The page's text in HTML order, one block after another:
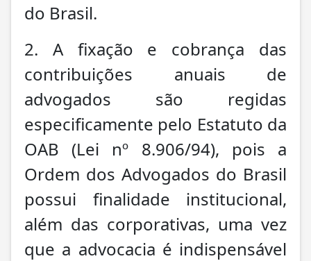
do Brasil.
2. A fixação e cobrança das
contribuições anuais de
advogados são regidas
especificamente pelo Estatuto da
OAB (Lei nº 8.906/94), pois a
Ordem dos Advogados do Brasil
possui finalidade institucional,
além das corporativas, uma vez
que a advocacia é indispensável